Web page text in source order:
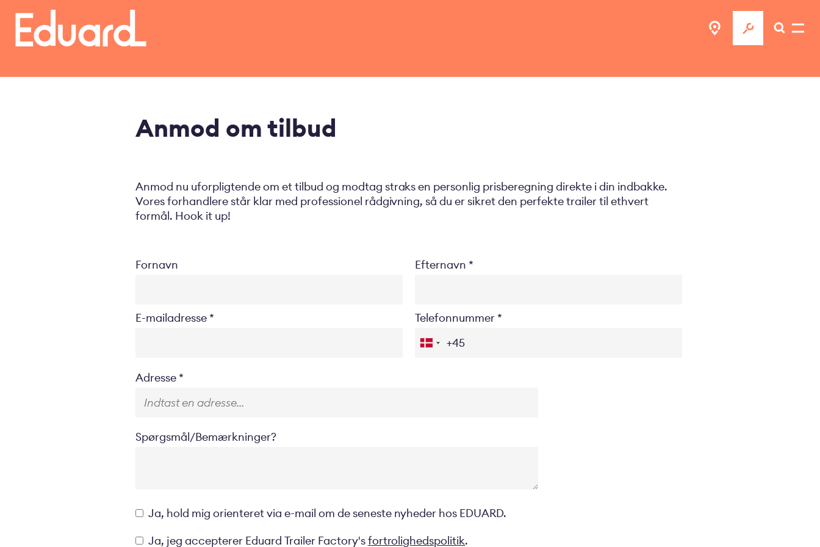
hovedindhold
Anmod om tilbud
Anmod nu uforpligtende om et tilbud og modtag straks en personlig prisberegning direkte i din indbakke.
Vores forhandlere står klar med professionel rådgivning, så du er sikret den perfekte trailer til ethvert
formål. Hook it up!
Fornavn Efternavn
E-mailadresse Telefonnummer
Location
Adresse
Spørgsmål/Bemærkninger?
Opt-
in
Ja, hold mig orienteret via e-mail om de seneste nyheder hos EDUARD.
Privacyverklaring
Ja, jeg accepterer Eduard Trailer Factory'sfortrolighedspolitik.